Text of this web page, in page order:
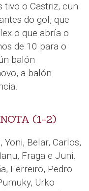
tivo o Castriz, cun
do gol, que
o que abría o
de 10 para o
balón
a balón
(1-2)
Yoni, Belar, Carlos,
Fraga e Juni.
Ferreiro, Pedro
Urko